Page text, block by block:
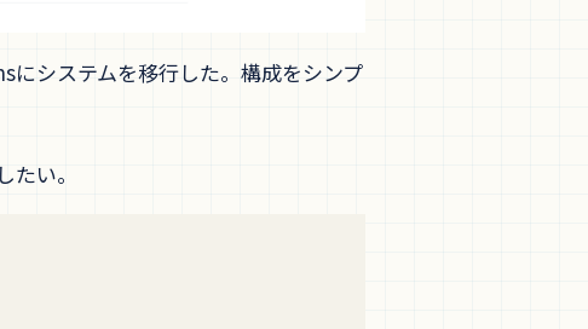
システムを移行した。構成をシンプ
い。